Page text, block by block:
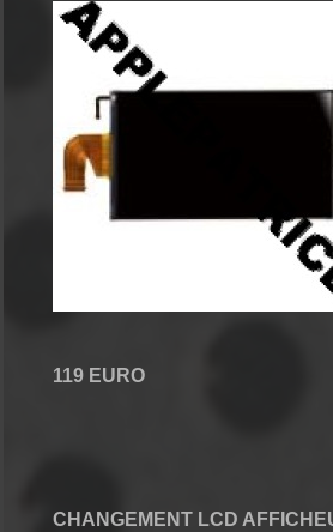
119 EURO
CHANGEMENT LCD